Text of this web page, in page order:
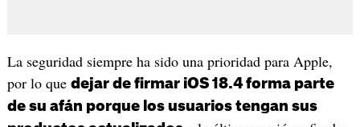
La seguridad siempre ha sido una prioridad para Apple,
por lo que dejar de firmar iOS 18.4 forma parte
de su afán porque los usuarios tengan sus